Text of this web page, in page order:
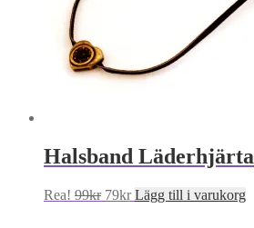
Halsband Läderhjärta
Rea! 99kr Det
79krDet
Lägg till i varukorg